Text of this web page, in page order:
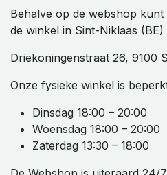
Behalve op de webshop
de winkel in Sint-Niklaas (BE)
Driekoningenstraat 26, 9100
Onze fysieke winkel is
Dinsdag 18:00 – 20:00
Woensdag 18:00 – 20:00
Zaterdag 13:30 – 18:00